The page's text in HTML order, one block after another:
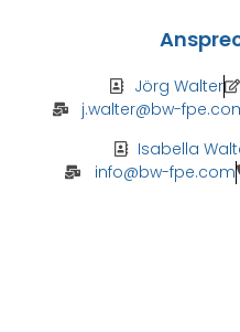
Jörg Walter
j.walter@bw-
Isabella
info@bw-fpe.com